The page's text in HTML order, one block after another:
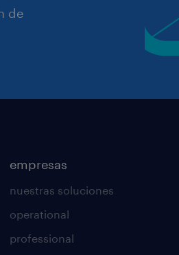
de
empresas
nuestras soluciones
operational
professional